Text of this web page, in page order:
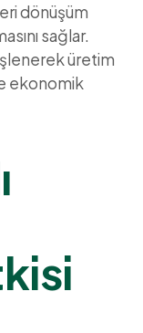
dönüşüm
sağlar.
üretim
ekonomik